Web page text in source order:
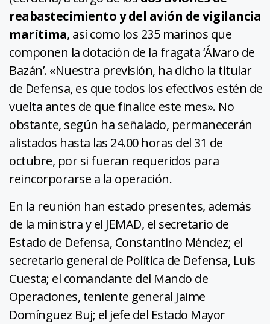
reabastecimiento y del avión de vigilancia
marítima, así como los 235 marinos que
componen la dotación de la fragata ‘Álvaro de
Bazán’. «Nuestra previsión, ha dicho la titular
de Defensa, es que todos los efectivos estén de
vuelta antes de que finalice este mes». No
obstante, según ha señalado, permanecerán
alistados hasta las 24.00 horas del 31 de
octubre, por si fueran requeridos para
reincorporarse a la operación.
En la reunión han estado presentes, además
de la ministra y el JEMAD, el secretario de
Estado de Defensa, Constantino Méndez; el
secretario general de Política de Defensa, Luis
Cuesta; el comandante del Mando de
Operaciones, teniente general Jaime
Domínguez Buj; el jefe del Estado Mayor